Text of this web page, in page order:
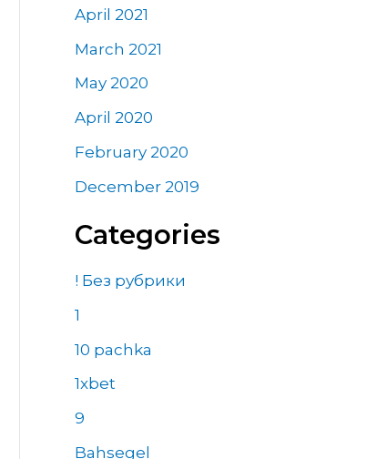
April 2021
March 2021
May 2020
April 2020
February 2020
December 2019
Categories
! Без рубрики
1
10 pachka
1xbet
9
Bahsegel